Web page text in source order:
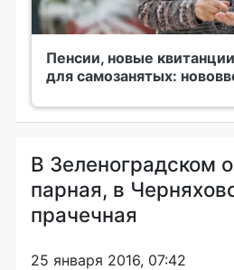
Пенсии, новые
для самозанятых:
В Зеленоградском
парная, в
прачечная
25 января 2016, 07:42